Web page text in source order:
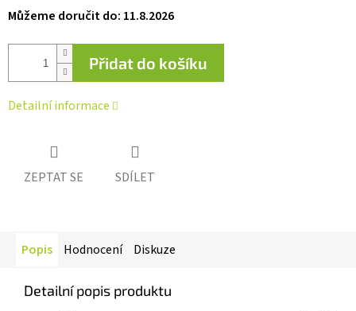
Můžeme doručit do: 11.8.2026
Přidat do košíku
Detailní informace
ZEPTAT SE SDÍLET
Popis Hodnocení Diskuze
Detailní popis produktu